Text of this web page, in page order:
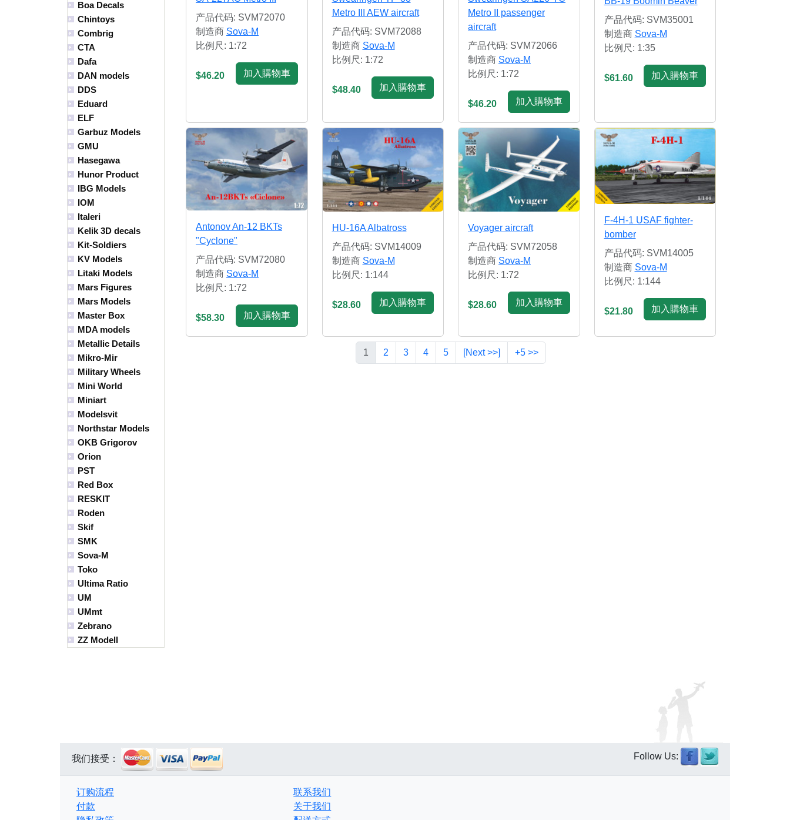
Boa Decals
Chintoys
Combrig
CTA
Dafa
DAN models
DDS
Eduard
ELF
Garbuz Models
GMU
Hasegawa
Hunor Product
IBG Models
IOM
Italeri
Kelik 3D decals
Kit-Soldiers
KV Models
Litaki Models
Mars Figures
Mars Models
Master Box
MDA models
Metallic Details
Mikro-Mir
Military Wheels
Mini World
Miniart
Modelsvit
Northstar Models
OKB Grigorov
Orion
PST
Red Box
RESKIT
Roden
Skif
SMK
Sova-M
Toko
Ultima Ratio
UM
UMmt
Zebrano
ZZ Modell
产品代码: SVM72070
制造商 Sova-M
比例尺: 1:72
$46.20 加入購物車
Metro III AEW aircraft
产品代码: SVM72088
制造商 Sova-M
比例尺: 1:72
$48.40 加入購物車
Metro II passenger
aircraft
产品代码: SVM72066
制造商 Sova-M
比例尺: 1:72
$46.20 加入購物車
产品代码: SVM35001
制造商 Sova-M
比例尺: 1:35
$61.60 加入購物車
Antonov An-12 BKTs
"Cyclone"
产品代码: SVM72080
制造商 Sova-M
比例尺: 1:72
$58.30 加入購物車
HU-16A Albatross
产品代码: SVM14009
制造商 Sova-M
比例尺: 1:144
$28.60 加入購物車
Voyager aircraft
产品代码: SVM72058
制造商 Sova-M
比例尺: 1:72
$28.60 加入購物車
F-4H-1 USAF fighter-
bomber
产品代码: SVM14005
制造商 Sova-M
比例尺: 1:144
$21.80 加入購物車
1 2 3 4 5 [Next >>] +5 >>
我们接受： Follow Us:
订购流程
付款
联系我们
关于我们